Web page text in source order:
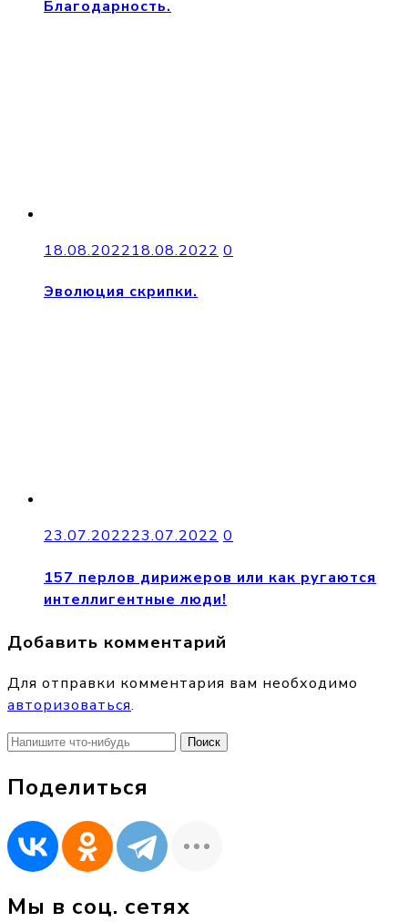
Благодарность.
18.08.202218.08.2022 0
Эволюция скрипки.
23.07.202223.07.2022 0
157 перлов дирижеров или как ругаются
интеллигентные люди!
Добавить комментарий
Для отправки комментария вам необходимо
авторизоваться.
Найти:
Поделиться
Мы в соц. сетях